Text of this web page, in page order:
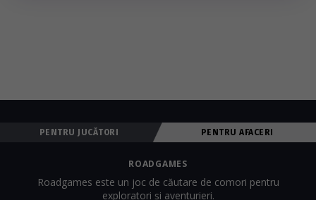
PENTRU JUCĂTORI PENTRU AFACERI
ROADGAMES
Roadgames este un joc de căutare de comori pentru
exploratori și aventurieri.